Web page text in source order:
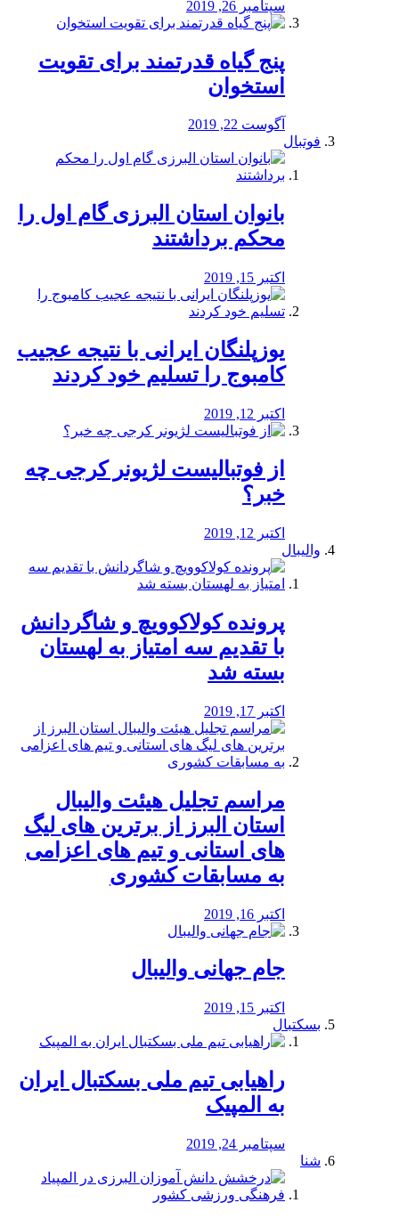
سپتامبر 26, 2019
پنج گیاه قدرتمند برای تقویت
استخوان
آگوست 22, 2019
فوتبال
بانوان استان البرزی گام اول را
محكم برداشتند
اکتبر 15, 2019
یوزپلنگان ایرانی با نتیجه عجیب
کامبوج را تسلیم خود کردند
اکتبر 12, 2019
از فوتبالیست لژیونر کرجی چه
خبر؟
اکتبر 12, 2019
والیبال
پرونده کولاکوویچ و شاگردانش
با تقدیم سه امتیاز به لهستان
بسته شد
اکتبر 17, 2019
مراسم تجلیل هیئت والیبال
استان البرز از برترین های لیگ
های استانی و تیم های اعزامی
به مسابقات کشوری
اکتبر 16, 2019
جام جهانی والیبال
اکتبر 15, 2019
بسکتبال
راهیابی تیم ملی بسکتبال ایران
به المپیک
سپتامبر 24, 2019
شنا